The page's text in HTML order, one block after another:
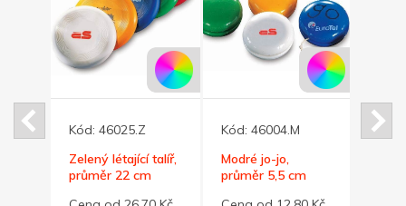
Kód: 46025.Z
Zelený létající talíř,
průměr 22 cm
Kód: 46004.M
Modré jo-jo,
průměr 5,5 cm
Kód: